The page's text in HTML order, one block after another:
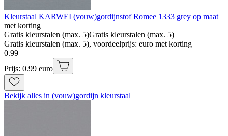
Kleurstaal KARWEI (vouw)gordijnstof Romee 1333 grey op maat
met korting
Gratis kleurstalen (max. 5)Gratis kleurstalen (max. 5)
Gratis kleurstalen (max. 5), voordeelprijs: euro met korting
0.99
Prijs: 0.99 euro
Bekijk alles in (vouw)gordijn kleurstaal